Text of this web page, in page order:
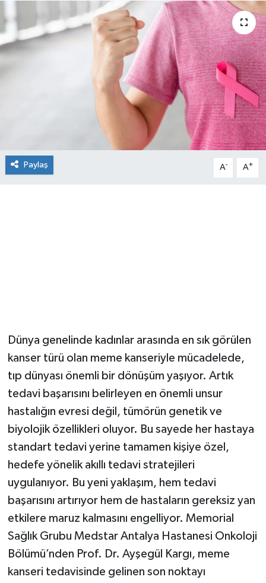
Paylaş A- A+
Dünya genelinde kadınlar arasında en sık görülen
kanser türü olan meme kanseriyle mücadelede,
tıp dünyası önemli bir dönüşüm yaşıyor. Artık
tedavi başarısını belirleyen en önemli unsur
hastalığın evresi değil, tümörün genetik ve
biyolojik özellikleri oluyor. Bu sayede her hastaya
standart tedavi yerine tamamen kişiye özel,
hedefe yönelik akıllı tedavi stratejileri
uygulanıyor. Bu yeni yaklaşım, hem tedavi
başarısını artırıyor hem de hastaların gereksiz yan
etkilere maruz kalmasını engelliyor. Memorial
Sağlık Grubu Medstar Antalya Hastanesi Onkoloji
Bölümü’nden Prof. Dr. Ayşegül Kargı, meme
kanseri tedavisinde gelinen son noktayı